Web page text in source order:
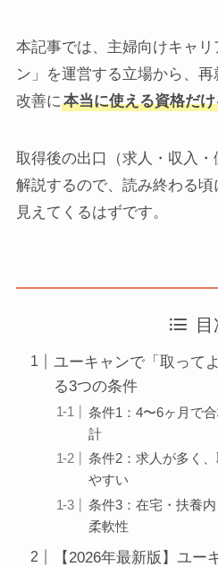
本記事では、主婦向けキャ
ン」を運営する立場から、
改善に本当に使える資格だ
取得後の出口（求人・収入
解説するので、読み終わる
見えてくるはずです。
目
ユーキャンで「取って
る3つの条件
条件1：4〜6ヶ月で
計
条件2：求人が多く
やすい
条件3：在宅・扶養
柔軟性
【2026年最新版】ユ